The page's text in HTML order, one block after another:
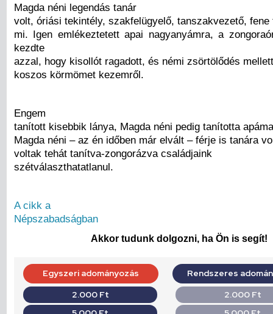
Magda néni legendás tanár
volt, óriási tekintély, szakfelügyelő, tanszakvezető, fene
mi. Igen emlékeztetett apai nagyanyámra, a
kezdte
azzal, hogy kisollót ragadott, és némi zsörtölődés
koszos körmömet kezemről.
Engem
tanított kisebbik lánya, Magda néni pedig tanította
Magda néni – az én időben már elvált – férje is tanára
voltak tehát tanítva-zongorázva családjaink
szétválaszthatatlanul.
A cikk a
Népszabadságban
Akkor tudunk dolgozni, ha Ön is segít!